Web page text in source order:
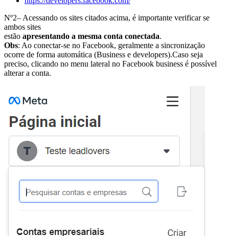
Nº2– Acessando os sites citados acima, é importante verificar se
ambos sites
estão apresentando a mesma conta conectada.
Obs: Ao conectar-se no Facebook, geralmente a sincronização
ocorre de forma automática (Business e developers).Caso seja
preciso, clicando no menu lateral no Facebook business é possível
alterar a conta.